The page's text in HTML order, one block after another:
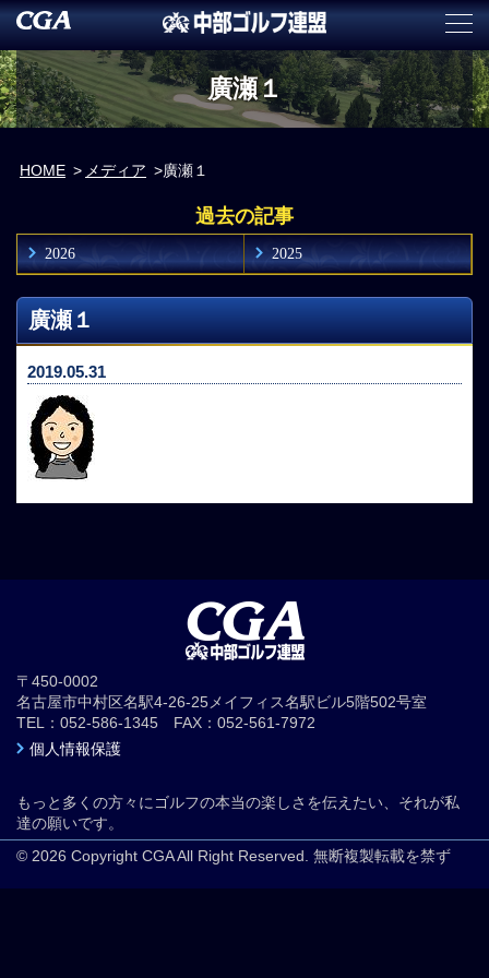
廣瀬１
HOME メディア 廣瀬１
過去の記事
2026 2025
廣瀬１
2019.05.31
〒450-0002
名古屋市中村区名駅4-26-25メイフィス名駅ビル5階502号室
TEL：052-586-1345 FAX：052-561-7972
個人情報保護
もっと多くの方々にゴルフの本当の楽しさを伝えたい、それが私
達の願いです。
© 2026 Copyright CGA All Right Reserved. 無断複製転載を禁ず